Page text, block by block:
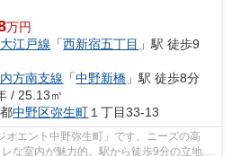
万円
江戸線 「西新宿五丁目 」駅 徒歩9
方南支線 「中野新橋 」駅 徒歩8分
/ 25.13㎡
中野区弥生町 １丁目33-13
オエント中野弥生町」です。ニーズの高
な室内が魅力的。駅から徒歩9分の立地で